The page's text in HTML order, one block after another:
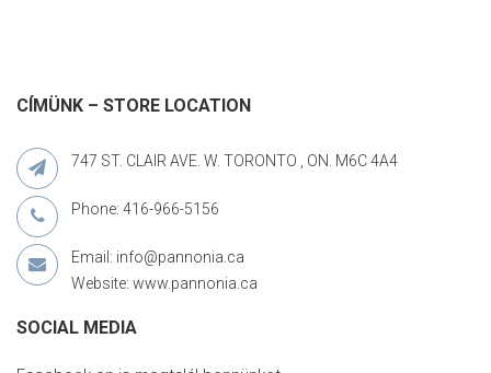
CÍMÜNK – STORE LOCATION
747 ST. CLAIR AVE. W. TORONTO , ON. M6C 4A4
Phone: 416-966-5156
Email: info@pannonia.ca
Website: www.pannonia.ca
SOCIAL MEDIA